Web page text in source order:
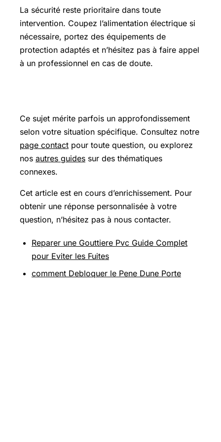
La sécurité reste prioritaire dans toute
intervention. Coupez l’alimentation électrique si
nécessaire, portez des équipements de
protection adaptés et n’hésitez pas à faire appel
à un professionnel en cas de doute.
Ce sujet mérite parfois un approfondissement
selon votre situation spécifique. Consultez notre
page contact pour toute question, ou explorez
nos autres guides sur des thématiques
connexes.
Cet article est en cours d’enrichissement. Pour
obtenir une réponse personnalisée à votre
question, n’hésitez pas à nous contacter.
Reparer une Gouttiere Pvc Guide Complet
pour Eviter les Fuites
comment Debloquer le Pene Dune Porte